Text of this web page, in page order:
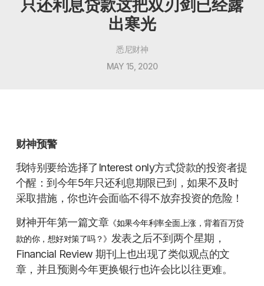
只还利息贷款这把双刃剑已经露
出寒光
悉尼财神
MAY 15, 2020
财神预警
我特别要给选择了Interest only方式贷款的投资者提
个醒：到今年5年只还利息期限已到，如果不及时
采取措施，你也许会面临不得不放弃投资的危险！
财神开年第一篇文章《如果今年利率全面上涨，背着百万贷
款的你，想好对策了吗？》 发表之后不到两个星期，
Financial Review 期刊上也出现了类似观点的文
章，并且预测今年更换银行也许会比以往更难。